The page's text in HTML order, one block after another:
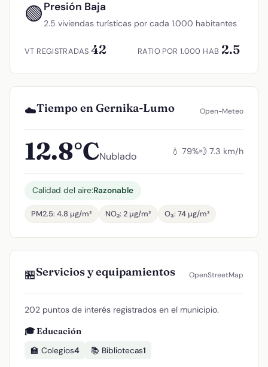
🟢Presión Baja
2.5 viviendas turísticas por cada 1.000 habitantes
VT REGISTRADAS 42 RATIO POR 1.000 HAB 2.5
☁️Tiempo en Gernika-Lumo Open-Meteo
12.8°CNublado 💧 79%💨 7.3 km/h
Calidad del aire:Razonable
PM2.5: 4.8 µg/m³ NO₂: 2 µg/m³ O₃: 74 µg/m³
🏪Servicios y equipamientos OpenStreetMap
202 puntos de interés registrados en el municipio.
🎓 Educación
🏫 Colegios4 📚 Bibliotecas1